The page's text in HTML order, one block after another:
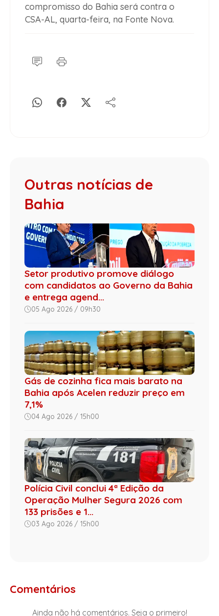
compromisso do Bahia será contra o
CSA-AL, quarta-feira, na Fonte Nova.
Outras notícias de
Bahia
Setor produtivo promove diálogo
com candidatos ao Governo da Bahia
e entrega agend...
05 Ago 2026 / 09h30
Gás de cozinha fica mais barato na
Bahia após Acelen reduzir preço em
7,1%
04 Ago 2026 / 15h00
Polícia Civil conclui 4ª Edição da
Operação Mulher Segura 2026 com
133 prisões e 1...
03 Ago 2026 / 15h00
Comentários
Ainda não há comentários. Seja o primeiro!